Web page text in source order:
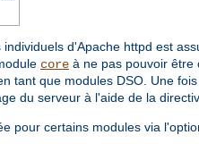
d'Apache httpd est
core à ne pas pouvoir être
tant que modules DSO. Une
du serveur à l'aide de la
pour certains modules via